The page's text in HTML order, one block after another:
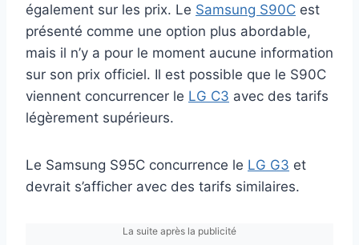
également sur les prix. Le Samsung S90C est
présenté comme une option plus abordable,
mais il n’y a pour le moment aucune information
sur son prix officiel. Il est possible que le S90C
viennent concurrencer le LG C3 avec des tarifs
légèrement supérieurs.
Le Samsung S95C concurrence le LG G3 et
devrait s’afficher avec des tarifs similaires.
La suite après la publicité